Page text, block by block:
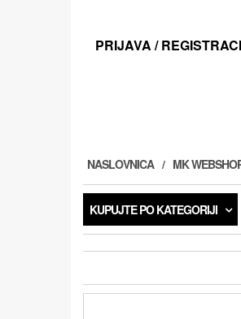
PRIJAVA /
NASLOVNICA MK
KUPUJTE PO KATEGORIJI